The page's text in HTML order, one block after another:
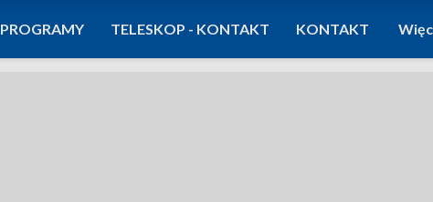
PROGRAMY TELESKOP - KONTAKT KONTAKT